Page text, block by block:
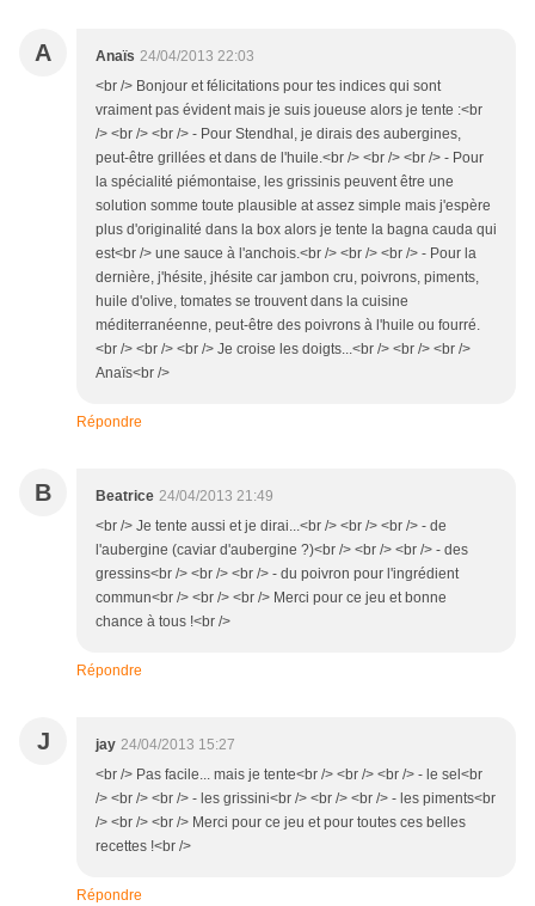
A Anaïs 24/04/2013 22:03
<br /> Bonjour et félicitations pour tes indices qui sont
vraiment pas évident mais je suis joueuse alors je tente :<br
/> <br /> <br /> - Pour Stendhal, je dirais des aubergines,
peut-être grillées et dans de l'huile.<br /> <br /> <br /> - Pour
la spécialité piémontaise, les grissinis peuvent être une
solution somme toute plausible at assez simple mais j'espère
plus d'originalité dans la box alors je tente la bagna cauda qui
est<br /> une sauce à l'anchois.<br /> <br /> <br /> - Pour la
dernière, j'hésite, jhésite car jambon cru, poivrons, piments,
huile d'olive, tomates se trouvent dans la cuisine
méditerranéenne, peut-être des poivrons à l'huile ou fourré.
<br /> <br /> <br /> Je croise les doigts...<br /> <br /> <br />
Anaïs<br />
Répondre
B Beatrice 24/04/2013 21:49
<br /> Je tente aussi et je dirai...<br /> <br /> <br /> - de
l'aubergine (caviar d'aubergine ?)<br /> <br /> <br /> - des
gressins<br /> <br /> <br /> - du poivron pour l'ingrédient
commun<br /> <br /> <br /> Merci pour ce jeu et bonne
chance à tous !<br />
Répondre
J jay 24/04/2013 15:27
<br /> Pas facile... mais je tente<br /> <br /> <br /> - le sel<br
/> <br /> <br /> - les grissini<br /> <br /> <br /> - les piments<br
/> <br /> <br /> Merci pour ce jeu et pour toutes ces belles
recettes !<br />
Répondre